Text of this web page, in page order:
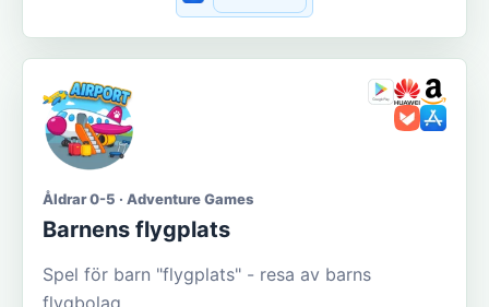
Åldrar 0-5 · Adventure Games
Barnens flygplats
Spel för barn "flygplats" - resa av barns